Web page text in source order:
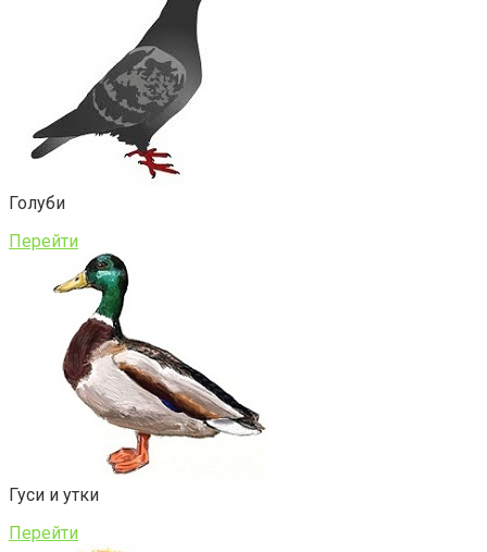
Голуби
Перейти
Гуси и утки
Перейти